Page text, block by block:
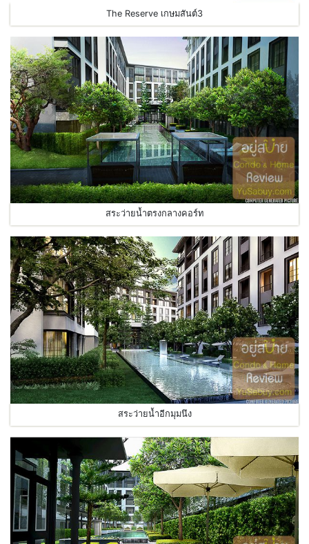
The Reserve เกษมสันต์3
สระว่ายน้ำตรงกลางคอร์ท
สระว่ายน้ำอีกมุมนึง